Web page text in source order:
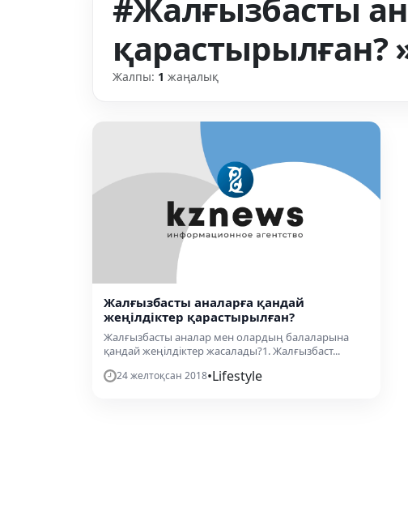
#Жалғызбасты
қарастырылған?
Жалпы: 1 жаңалық
Жалғызбасты аналарға қандай
жеңілдіктер қарастырылған?
Жалғызбасты аналар мен олардың балаларына
қандай жеңілдіктер жасалады?1. Жалғызбаст...
24 желтоқсан 2018•Lifestyle